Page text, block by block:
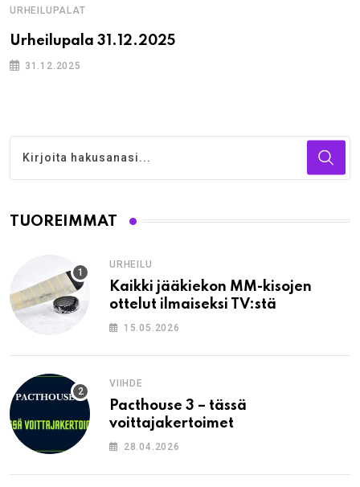
URHEILUPALAT
Urheilupala 31.12.2025
31.12.2025
TUOREIMMAT
URHEILU
Kaikki jääkiekon MM-kisojen
ottelut ilmaiseksi TV:stä
15.05.2026
VIIHDE
Pacthouse 3 – tässä
voittajakertoimet
28.04.2026